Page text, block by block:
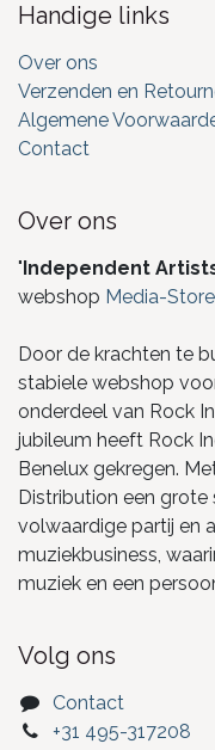
Handige links
Over ons
Verzenden en
Algemene
Contact
Over ons
" Independent
webshop Media-
Door de krachten te
stabiele webshop
onderdeel van Rock
jubileum heeft Rock
Benelux gekregen.
Distribution een grote
volwaardige partij en
muziekbusiness,
muziek en een
Volg ons
Contact
+31 495-317208